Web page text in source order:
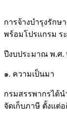
การจ้างบํารุงรัก
พร้อมโปรแกรม ระ
ปีงบประมาณ พ.ศ
๑. ความเป็นมา
กรมสรรพากรได้นํ
จัดเก็บภาษี ตั้งแต่